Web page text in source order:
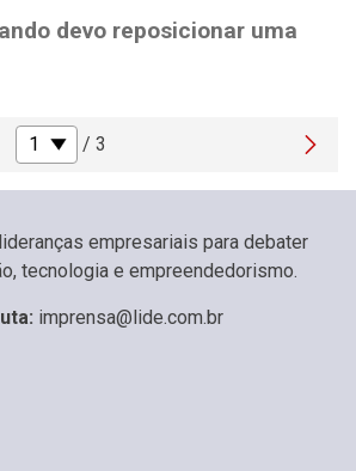
devo reposicionar uma
/ 3
empresariais para debater
tecnologia e empreendedorismo.
imprensa@lide.com.br